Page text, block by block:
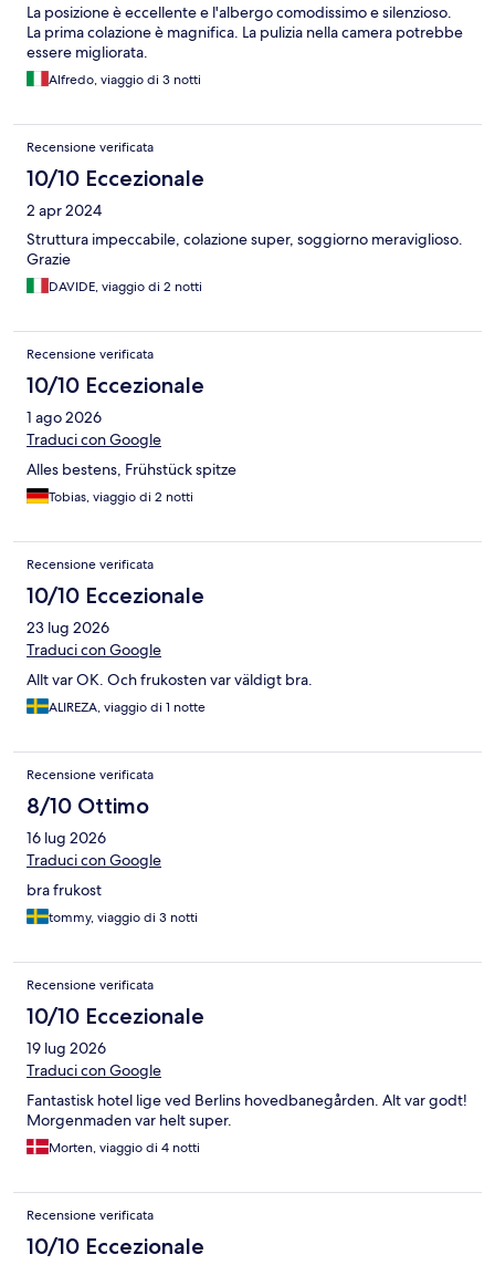
La posizione è eccellente e l'albergo comodissimo e silenzioso.
La prima colazione è magnifica. La pulizia nella camera potrebbe
essere migliorata.
Alfredo, viaggio di 3 notti
Recensione verificata
10/10 Eccezionale
2 apr 2024
Struttura impeccabile, colazione super, soggiorno meraviglioso.
Grazie
DAVIDE, viaggio di 2 notti
Recensione verificata
10/10 Eccezionale
1 ago 2026
Traduci con Google
Alles bestens, Frühstück spitze
Tobias, viaggio di 2 notti
Recensione verificata
10/10 Eccezionale
23 lug 2026
Traduci con Google
Allt var OK. Och frukosten var väldigt bra.
ALIREZA, viaggio di 1 notte
Recensione verificata
8/10 Ottimo
16 lug 2026
Traduci con Google
bra frukost
tommy, viaggio di 3 notti
Recensione verificata
10/10 Eccezionale
19 lug 2026
Traduci con Google
Fantastisk hotel lige ved Berlins hovedbanegården. Alt var godt!
Morgenmaden var helt super.
Morten, viaggio di 4 notti
Recensione verificata
10/10 Eccezionale